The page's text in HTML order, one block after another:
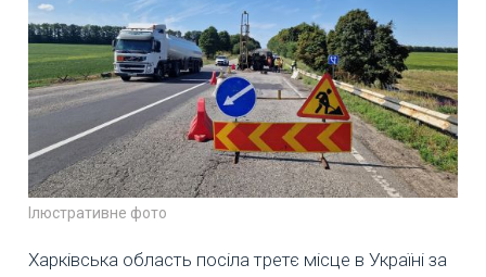
Ілюстративне фото
Харківська область посіла третє місце в Україні за